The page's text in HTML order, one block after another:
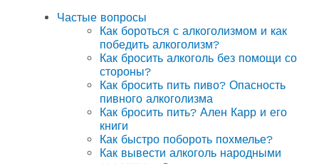
Частые вопросы
Как бороться с алкоголизмом и как
победить алкоголизм?
Как бросить алкоголь без помощи со
стороны?
Как бросить пить пиво? Опасность
пивного алкоголизма
Как бросить пить? Ален Карр и его
книги
Как быстро побороть похмелье?
Как вывести алкоголь народными